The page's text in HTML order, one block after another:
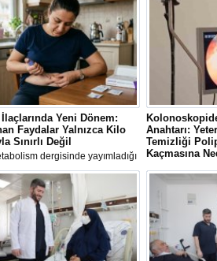
Yeni Dönem:
Faydalar Yalnızca Kilo
Sınırlı Değil
dergisinde yayımladığı
zayıflama ve diyabet
kullanılan GLP-1 ilaçlarının
ve organlar arası iletişim
üzerinden kilo kaybından
biyolojik mekanizmaları
ortaya çıktı
Anahtarı:
Temizliği
Kaçmasına
Uluslararası
kolonoskopiden
temizliğinin
durumun
atlanmasına
koyuyor.